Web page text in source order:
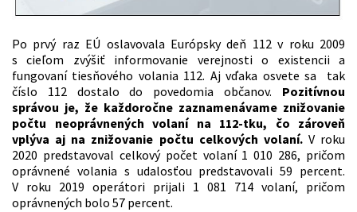
Po prvý raz EÚ oslavovala Európsky deň 112 v roku 2009
s cieľom zvýšiť informovanie verejnosti o existencii a
fungovaní tiesňového volania 112. Aj vďaka osvete sa tak
číslo 112 dostalo do povedomia občanov. Pozitívnou
správou je, že každoročne zaznamenávame znižovanie
počtu neoprávnených volaní na 112-tku, čo zároveň
vplýva aj na znižovanie počtu celkových volaní. V roku
2020 predstavoval celkový počet volaní 1 010 286, pričom
oprávnené volania s udalosťou predstavovali 59 percent.
V roku 2019 operátori prijali 1 081 714 volaní, pričom
oprávnených bolo 57 percent.